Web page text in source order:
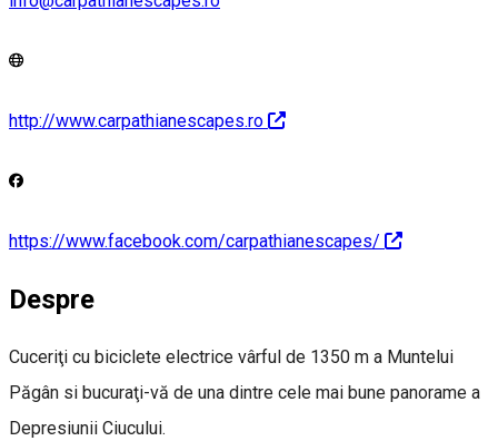
http://www.carpathianescapes.ro
https://www.facebook.com/carpathianescapes/
Despre
Cuceriţi cu biciclete electrice vârful de 1350 m a Muntelui
Păgân si bucuraţi-vă de una dintre cele mai bune panorame a
Depresiunii Ciucului.